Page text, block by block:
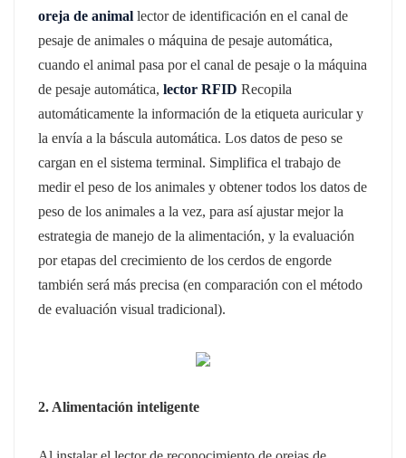
oreja de animal lector de identificación en el canal de
pesaje de animales o máquina de pesaje automática,
cuando el animal pasa por el canal de pesaje o la máquina
de pesaje automática,lector RFID Recopila
automáticamente la información de la etiqueta auricular y
la envía a la báscula automática. Los datos de peso se
cargan en el sistema terminal. Simplifica el trabajo de
medir el peso de los animales y obtener todos los datos de
peso de los animales a la vez, para así ajustar mejor la
estrategia de manejo de la alimentación, y la evaluación
por etapas del crecimiento de los cerdos de engorde
también será más precisa (en comparación con el método
de evaluación visual tradicional).
2. Alimentación inteligente